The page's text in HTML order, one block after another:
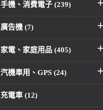
手機、消費電子 (239)
廣告機 (7)
家電、家庭用品 (405)
汽機車用、GPS (24)
充電車 (12)